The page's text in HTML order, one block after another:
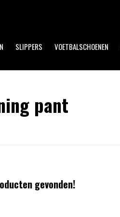
SLIPPERS VOETBALSCHOENEN
pant
gevonden!